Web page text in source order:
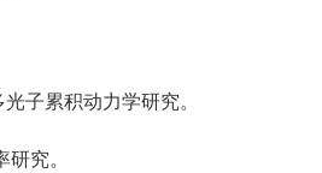
子累积动力学研究。
究。